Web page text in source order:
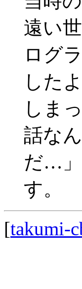
遠い
ログ
した
しま
話な
だ…」
す。
[takumi-